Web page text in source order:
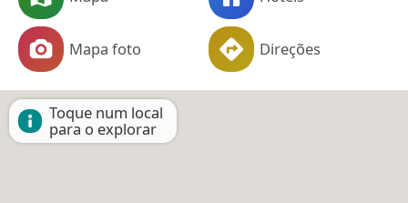
Mapa foto Direções
Toque num local
para o explorar